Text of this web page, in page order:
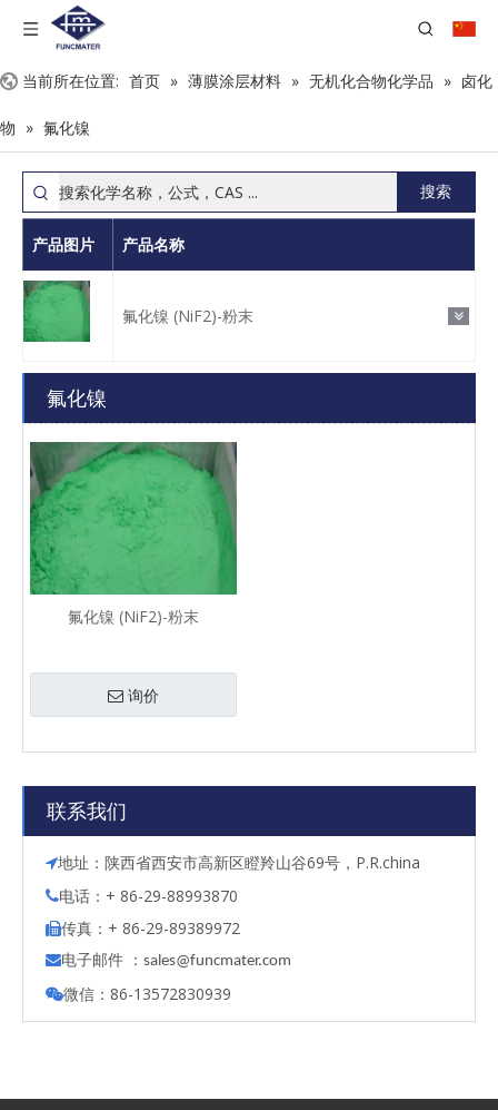
当前所在位置: 首页 » 薄膜涂层材料 » 无机化合物化学品 » 卤化
物 » 氟化镍
搜索
产品图片 产品名称
氟化镍 (NiF2)-粉末
氟化镍
氟化镍 (NiF2)-粉末
询价
联系我们
地址：陕西省西安市高新区瞪羚山谷69号，P.R.china
电话：+ 86-29-88993870
传真：+ 86-29-89389972
电子邮件 ： sales@funcmater.com
微信：86-13572830939